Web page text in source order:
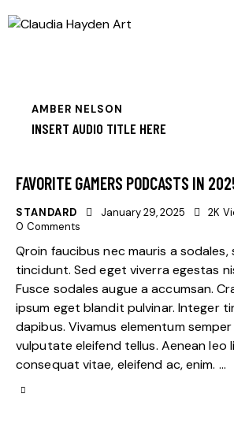
AMBER NELSON
INSERT AUDIO TITLE HERE
FAVORITE GAMERS PODCASTS IN
STANDARD January 29, 2025 2K
0 Comments
Qroin faucibus nec mauris a sodales,
tincidunt. Sed eget viverra egestas
Fusce sodales augue a accumsan.
ipsum eget blandit pulvinar. Integer
dapibus. Vivamus elementum
vulputate eleifend tellus. Aenean leo
consequat vitae, eleifend ac, enim. …